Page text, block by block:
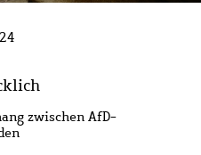
zwischen AfD-